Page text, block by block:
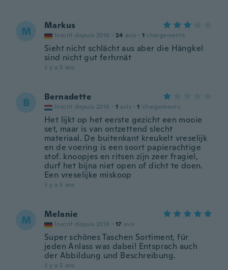
M Markus
Inscrit depuis 2016 · 24 avis · 1 chargements
Sieht nicht schlächt aus aber die Hängkel
sind nicht gut ferhrnät
il y a 5 ans
B Bernadette
Inscrit depuis 2016 · 1 avis · 1 chargements
Het lijkt op het eerste gezicht een mooie
set, maar is van ontzettend slecht
materiaal. De buitenkant kreukelt vreselijk
en de voering is een soort papierachtige
stof. knoopjes en ritsen zijn zeer fragiel,
durf het bijna niet open of dicht te doen.
Een vreselijke miskoop
il y a 5 ans
M Melanie
Inscrit depuis 2018 · 17 avis
Super schönes Taschen Sortiment, für
jeden Anlass was dabei! Entsprach auch
der Abbildung und Beschreibung.
il y a 5 ans